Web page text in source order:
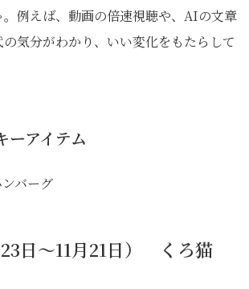
例えば、動画の倍速視聴や、AIの文章
気分がわかり、いい変化をもたらして
ーアイテム
バーグ
日～11月21日） くろ猫